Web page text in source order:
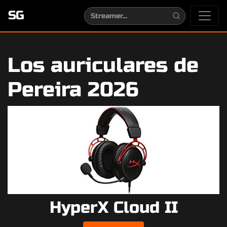
SG
Los auriculares de
Pereira 2026
HyperX Cloud II